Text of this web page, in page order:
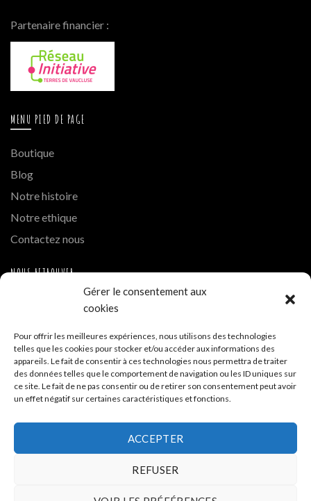
Gérer le consentement aux
cookies
Pour offrir les meilleures expériences, nous utilisons des technologies
telles que les cookies pour stocker et/ou accéder aux informations des
appareils. Le fait de consentir à ces technologies nous permettra de traiter
des données telles que le comportement de navigation ou les ID uniques sur
ce site. Le fait de ne pas consentir ou de retirer son consentement peut avoir
un effet négatif sur certaines caractéristiques et fonctions.
ACCEPTER
REFUSER
Partenaire financier :
MENU PIED DE PAGE
Boutique
Blog
Notre histoire
Notre ethique
Contactez nous
NOUS RETROUVER
A PROPOS DE LA BOUTIQUE
Hue Cocotte - Boutique de vente en ligne
Siège - 35 allée de la Tramontane ZA La Cigalière 84250
Le Thor